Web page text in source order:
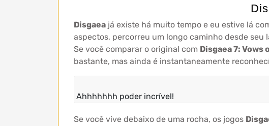
Disgaea já existe há muito tempo e eu estive lá
aspectos, percorreu um longo caminho desde
Se você comparar o original com Disgaea 7:
bastante, mas ainda é instantaneamente
Ahhhhhhh poder incrível!
Se você vive debaixo de uma rocha, os jogos